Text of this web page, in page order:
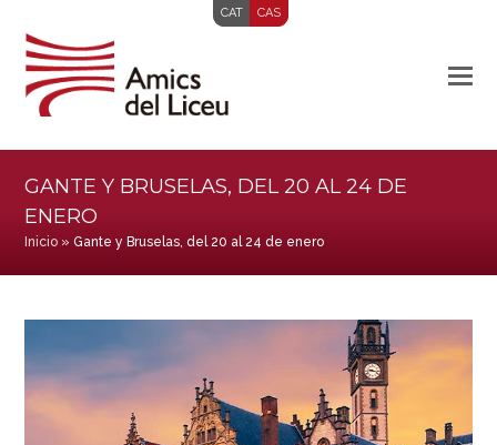
CAT CAS
GANTE Y BRUSELAS, DEL 20 AL 24 DE
ENERO
Inicio »Gante y Bruselas, del 20 al 24 de enero